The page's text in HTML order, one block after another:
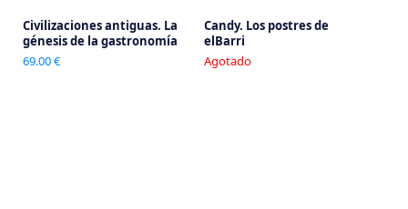
Civilizaciones antiguas. La
génesis de la gastronomía
69.00 €
Candy. Los postres de
elBarri
Agotado